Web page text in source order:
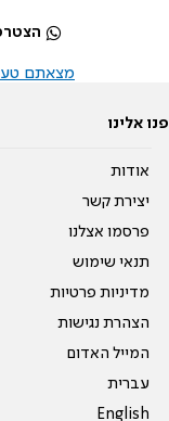
מצאתם
פנו אלינו
אודות
יצירת קשר
פרסמו אצלנו
תנאי שימוש
מדיניות פרטיות
הצהרת נגישות
המייל האדום
עברית
English